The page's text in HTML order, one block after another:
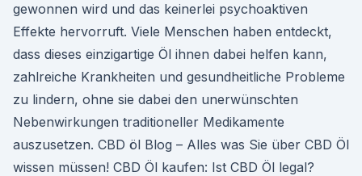
gewonnen wird und das keinerlei psychoaktiven
Effekte hervorruft. Viele Menschen haben entdeckt,
dass dieses einzigartige Öl ihnen dabei helfen kann,
zahlreiche Krankheiten und gesundheitliche Probleme
zu lindern, ohne sie dabei den unerwünschten
Nebenwirkungen traditioneller Medikamente
auszusetzen. CBD öl Blog – Alles was Sie über CBD Öl
wissen müssen! CBD Öl kaufen: Ist CBD Öl legal?